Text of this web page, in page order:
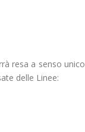
resa a senso
delle Linee: